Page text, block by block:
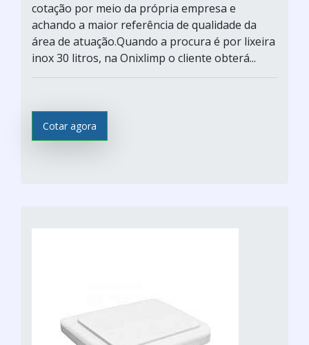
cotação por meio da própria empresa e
achando a maior referência de qualidade da
área de atuação.Quando a procura é por lixeira
inox 30 litros, na Onixlimp o cliente obterá...
Cotar agora